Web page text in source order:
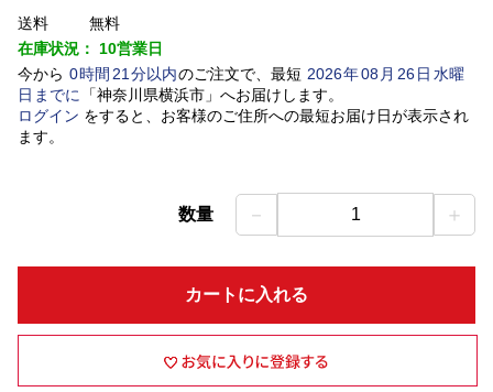
送料
無料
在庫状況： 10営業日
今から 0時間 21 分以内のご注文で、最短 2026年08 月 26日水曜
日 までに 「神奈川県横浜市」 へお届けします。
ログイン をすると、お客様のご住所への最短お届け日が表示され
ます。
数量 － 1 ＋
カートに入れる